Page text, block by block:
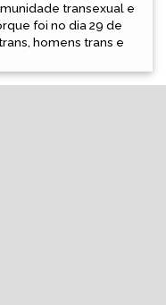
transexual e
foi no dia 29 de
homens trans e